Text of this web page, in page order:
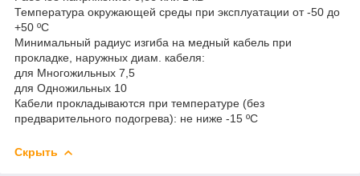
Температура окружающей среды при эксплуатации от -50 до
+50 ºС
Минимальный радиус изгиба на медный кабель при
прокладке, наружных диам. кабеля:
для Многожильных 7,5
для Одножильных 10
Кабели прокладываются при температуре (без
предварительного подогрева): не ниже -15 ºС
Скрыть